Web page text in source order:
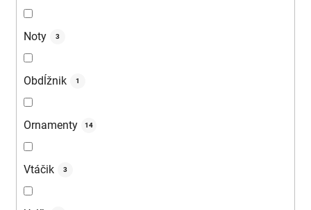
Noty 3
Obdĺžnik 1
Ornamenty 14
Vtáčik 3